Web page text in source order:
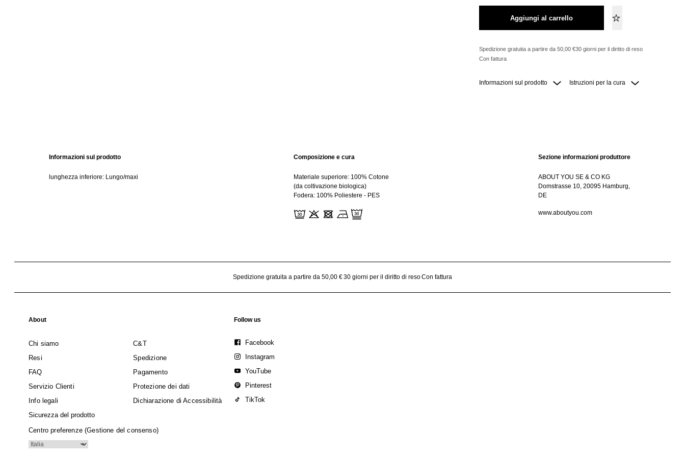
Aggiungi al carrello
Spedizione gratuita a partire da 50,00 €30 giorni per il diritto di reso
Con fattura
Informazioni sul prodotto Istruzioni per la cura
Informazioni sul prodotto
lunghezza inferiore: Lungo/maxi
Composizione e cura
Materiale superiore: 100% Cotone
(da coltivazione biologica)
Fodera: 100% Poliestere - PES
Sezione informazioni produttore
ABOUT YOU SE & CO KG
Domstrasse 10, 20095 Hamburg,
DE
www.aboutyou.com
Spedizione gratuita a partire da 50,00 €30 giorni per il diritto di resoCon fattura
About
Chi siamo
C&T
Resi
Spedizione
FAQ
Pagamento
Servizio Clienti
Protezione dei dati
Info legali
Dichiarazione di Accessibilità
Sicurezza del prodotto
Centro preferenze (Gestione del consenso)
Follow us
Facebook
Instagram
YouTube
Pinterest
TikTok